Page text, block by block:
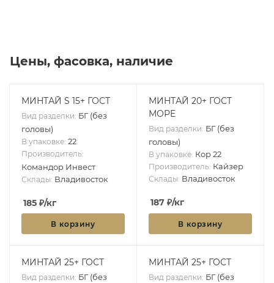
Цены, фасовка, наличие
МИНТАЙ S 15+ ГОСТ
Вид разделки: БГ (без
головы)
В упаковке: 22
Производитель:
Командор Инвест
Склады: Владивосток
185 ₽/кг
В корзину
МИНТАЙ 20+ ГОСТ
МОРЕ
Вид разделки: БГ (без
головы)
В упаковке: Кор 22
Производитель: Кайзер
Склады: Владивосток
187 ₽/кг
В корзину
МИНТАЙ 25+ ГОСТ
Вид разделки: БГ (без
МИНТАЙ 25+ ГОСТ
Вид разделки: БГ (без